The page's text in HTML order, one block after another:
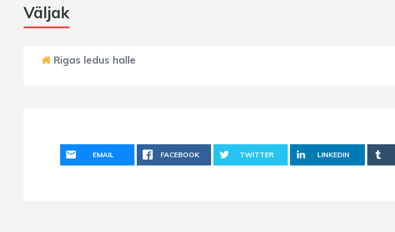
Väljak
Rigas ledus halle
EMAIL FACEBOOK TWITTER LINKEDIN